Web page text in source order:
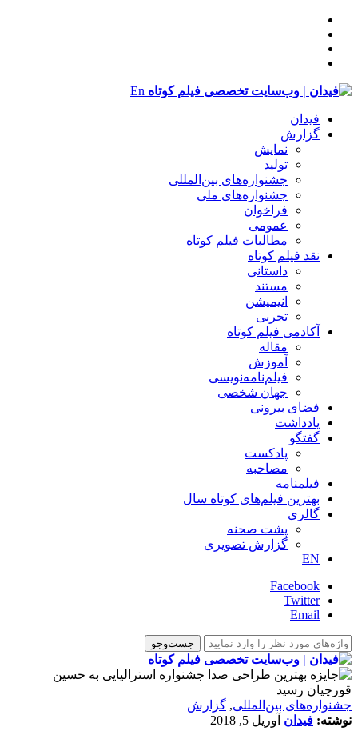
En
فیدان
گزارش
نمایش
تولید
‌‌جشنواره‌های بین‌المللی
جشنواره‌های ملی
فراخوان
عمومی
مطالبات فیلم کوتاه
نقد فیلم کوتاه
داستانی
مستند
انیمیشن
تجربی
آکادمی فیلم کوتاه
مقاله
آموزش
فیلم‌نامه‌نویسی
جهان شخصی
فضای بیرونی
یادداشت
گفتگو
پادکست
مصاحبه
فیلمنامه
بهترین فیلم‌های کوتاه سال
گالری
پشت صحنه
گزارش تصویری
EN
Facebook
Twitter
Email
‌‌جشنواره‌های بین‌المللی, گزارش
نوشته: فیدان آوریل 5, 2018